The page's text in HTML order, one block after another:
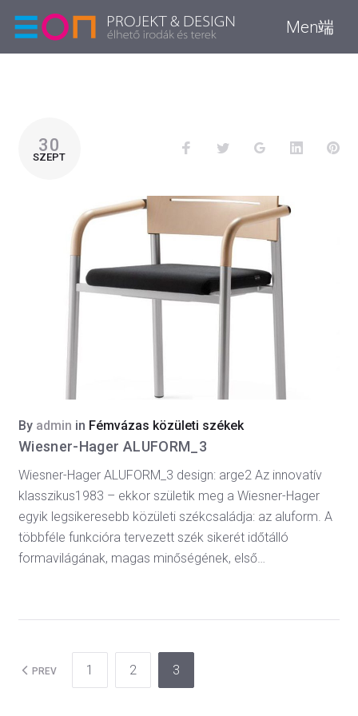
Men端
30
SZEPT
By admin in Fémvázas közületi székek
Wiesner-Hager ALUFORM_3
Wiesner-Hager ALUFORM_3 design: arge2 Az innovatív
klasszikus1983 – ekkor születik meg a Wiesner-Hager
egyik legsikeresebb közületi székcsaládja: az aluform. A
többféle funkcióra tervezett szék sikerét időtálló
formavilágának, magas minőségének, első…
PREV 1 2 3